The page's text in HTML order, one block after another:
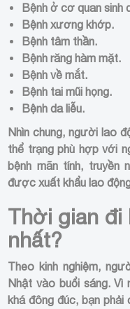
Bệnh ở cơ quan sinh
Bệnh xương khớp.
Bệnh tâm thần.
Bệnh răng hàm mặt.
Bệnh về mắt.
Bệnh tai mũi họng.
Bệnh da liễu.
Nhìn chung, người lao
thể trạng phù hợp với
bệnh mãn tính, truyền
được xuất khẩu lao
Thời gian đi
nhất?
Theo kinh nghiệm,
Nhật vào buổi sáng.
khá đông đúc, bạn